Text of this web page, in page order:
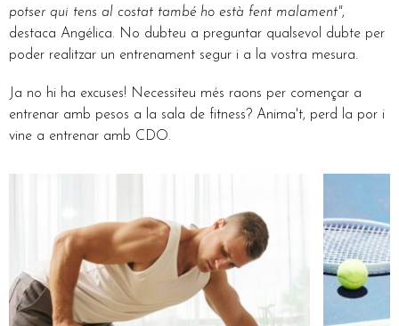
potser qui tens al costat també ho està fent malament",
destaca Angélica. No dubteu a preguntar qualsevol dubte per
poder realitzar un entrenament segur i a la vostra mesura.
Ja no hi ha excuses! Necessiteu més raons per començar a
entrenar amb pesos a la sala de fitness? Anima't, perd la por i
vine a entrenar amb CDO.